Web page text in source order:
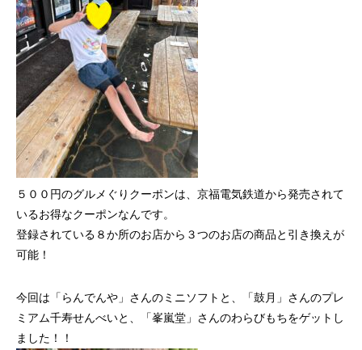
５００円のグルメぐりクーポンは、京福電気鉄道から発売されて
いるお得なクーポンなんです。
登録されている８か所のお店から３つのお店の商品と引き換えが
可能！
今回は「らんでんや」さんのミニソフトと、「鼓月」さんのプレ
ミアム千寿せんべいと、「峯嵐堂」さんのわらびもちをゲットし
ました！！